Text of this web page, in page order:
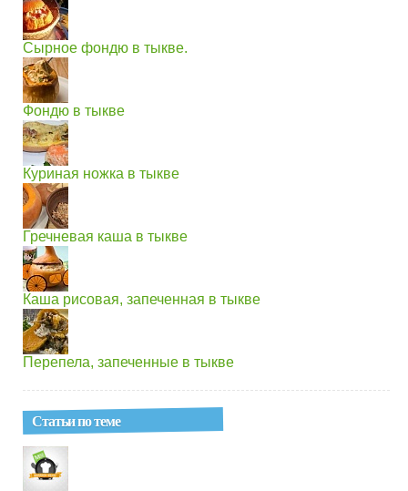
Сырное фондю в тыкве.
Фондю в тыкве
Куриная ножка в тыкве
Гречневая каша в тыкве
Каша рисовая, запеченная в тыкве
Перепела, запеченные в тыкве
Статьи по теме